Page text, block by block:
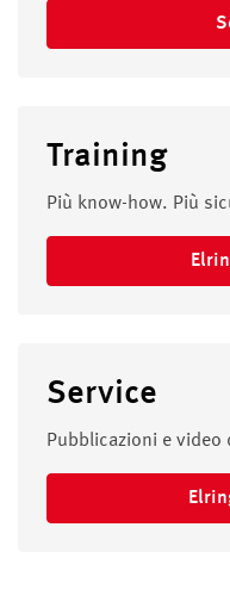
Training
Più know-how. Più
Service
Pubblicazioni e